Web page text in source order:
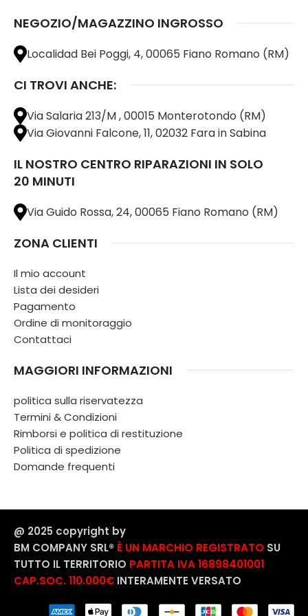
NEGOZIO/MAGAZZINO INGROSSO
Localidad Bei Poggi, 4, 00065 Fiano Romano (RM)
CI TROVI ANCHE:
Via Salaria 213/M , 00015 Monterotondo (RM)
Via Giovanni Falcone, 11, 02032 Fara in Sabina
IL NOSTRO CENTRO RIPARAZIONI IN SOLO
20 MINUTI
Via Guido Rossa, 24, 00065 Fiano Romano (RM)
ZONA CLIENTI
Il mio account
Lista dei desideri
Pagamento
Ordine di monitoraggio
Contattaci
MAGGIORI INFORMAZIONI
politica sulla riservatezza
Termini & Condizioni
Rimborsi e politica di restituzione
Politica di spedizione
Domande frequenti
@ 2025 copyright by
BM COMPANY SRL®️ È UN MARCHIO REGISTRATO SU
TUTTO IL TERRITORIO PARTITA IVA 16898401001
CAP.SOC. 110.000€ INTERAMENTE VERSATO